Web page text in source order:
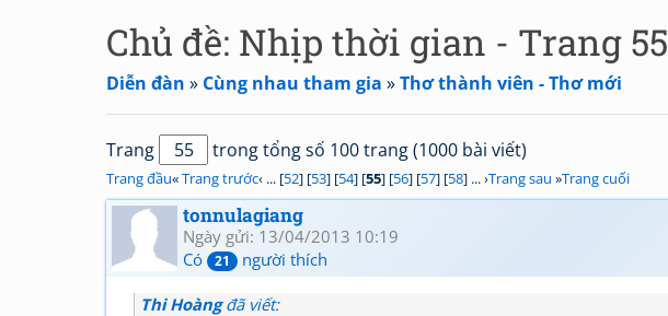
Chủ đề: Nhịp thời gian - Trang 55
Diễn đàn » Cùng nhau tham gia »Thơ thành viên - Thơ mới
Trang trong tổng số 100 trang (1000 bài viết)
Trang đầu«Trang trước‹ ... [52] [53] [54] [55] [56] [57] [58] ... ›Trang sau »Trang cuối
tonnulagiang
Ngày gửi: 13/04/2013 10:19
Có
21 người thích
Thi Hoàngđã viết: